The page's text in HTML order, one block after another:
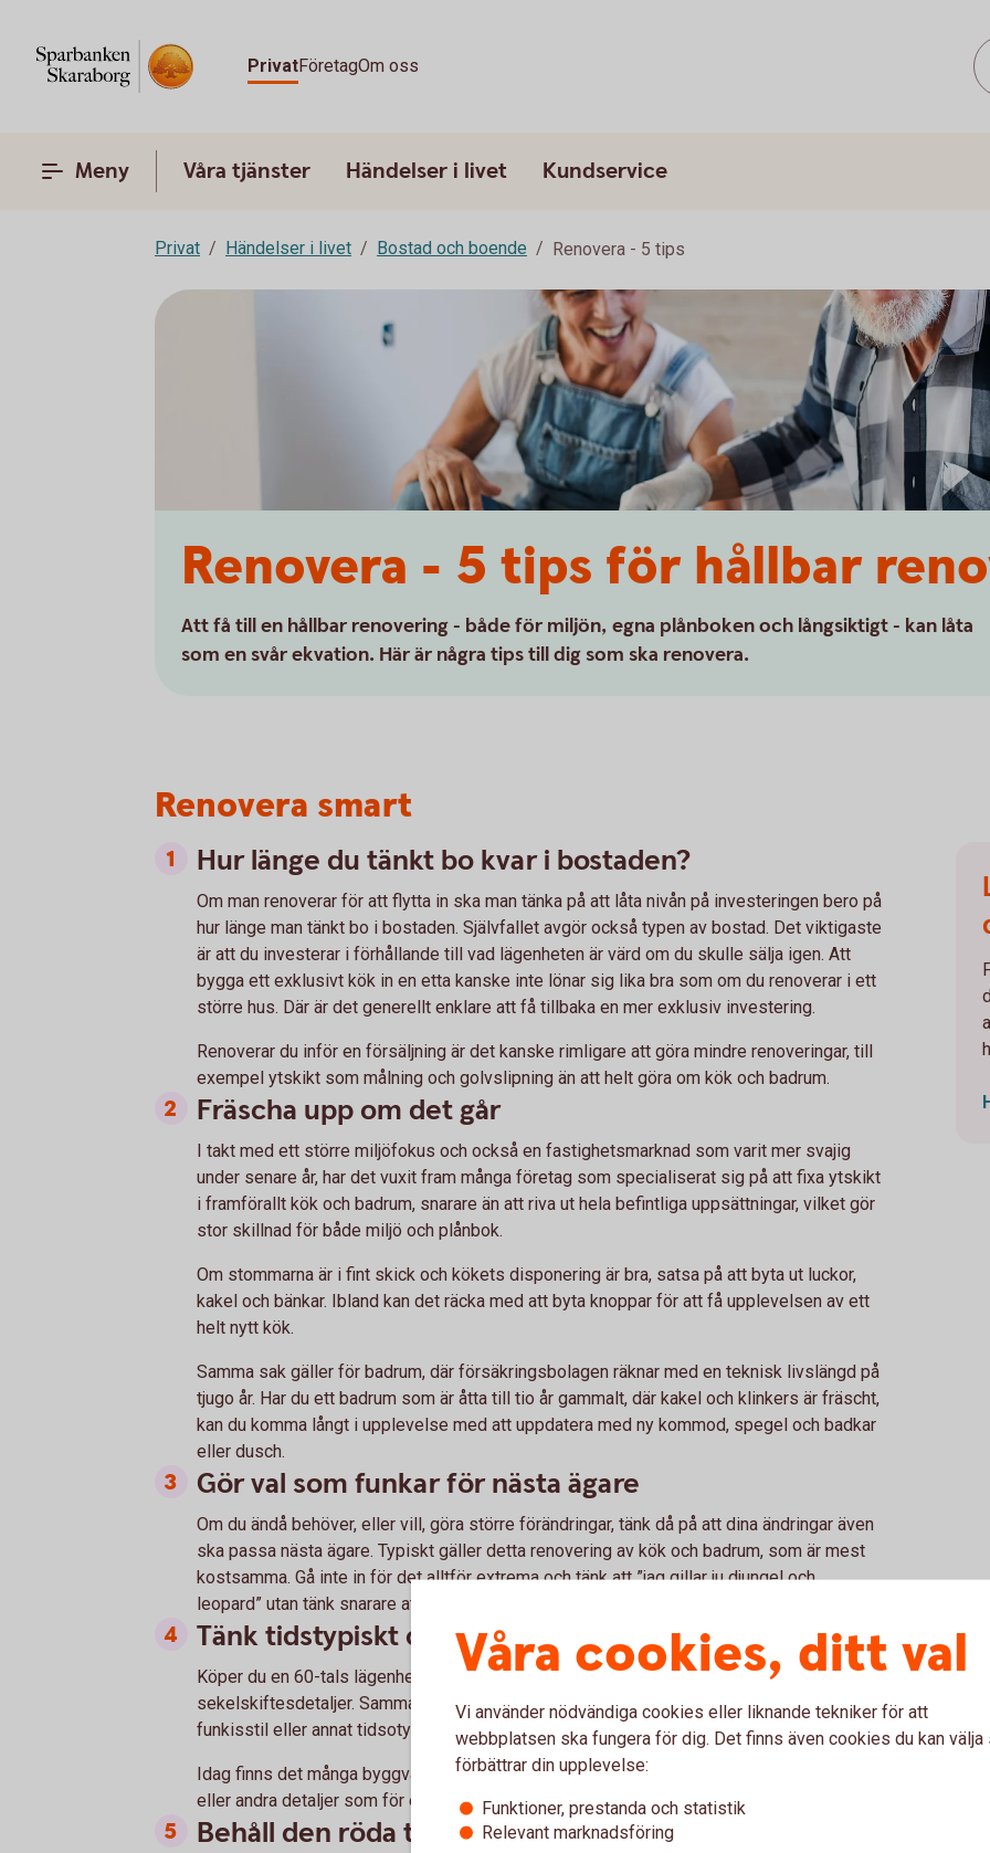
PrivatFöretagOm oss
Meny Våra tjänster Händelser i livet Kundservice
Privat Händelser i livet Bostad och boende Renovera - 5 tips
Renovera - 5 tips för hållbar
Att få till en hållbar renovering - både för miljön, egna plånboken och långsiktigt - kan låta
som en svår ekvation. Här är några tips till dig som ska renovera.
Renovera smart
Hur länge du tänkt bo kvar i bostaden?
Om man renoverar för att flytta in ska man tänka på att låta nivån på investeringen bero på
hur länge man tänkt bo i bostaden. Självfallet avgör också typen av bostad. Det viktigaste
är att du investerar i förhållande till vad lägenheten är värd om du skulle sälja igen. Att
bygga ett exklusivt kök in en etta kanske inte lönar sig lika bra som om du renoverar i ett
större hus. Där är det generellt enklare att få tillbaka en mer exklusiv investering.
Renoverar du inför en försäljning är det kanske rimligare att göra mindre renoveringar, till
exempel ytskikt som målning och golvslipning än att helt göra om kök och badrum.
Fräscha upp om det går
I takt med ett större miljöfokus och också en fastighetsmarknad som varit mer svajig
under senare år, har det vuxit fram många företag som specialiserat sig på att fixa ytskikt
i framförallt kök och badrum, snarare än att riva ut hela befintliga uppsättningar, vilket gör
stor skillnad för både miljö och plånbok.
Om stommarna är i fint skick och kökets disponering är bra, satsa på att byta ut luckor,
kakel och bänkar. Ibland kan det räcka med att byta knoppar för att få upplevelsen av ett
helt nytt kök.
Samma sak gäller för badrum, där försäkringsbolagen räknar med en teknisk livslängd på
tjugo år. Har du ett badrum som är åtta till tio år gammalt, där kakel och klinkers är fräscht,
kan du komma långt i upplevelse med att uppdatera med ny kommod, spegel och badkar
eller dusch.
Gör val som funkar för nästa ägare
Om du ändå behöver, eller vill, göra större förändringar, tänk då på att dina ändringar även
ska passa nästa ägare. Typiskt gäller detta renovering av kök och badrum, som är mest
kostsamma. Gå inte in för det alltför extrema och tänk att ”jag gillar ju djungel och
leopard” utan tänk snarare att din renovering ska fungera för en stor målgrupp.
Tänk tidstypiskt och materialrent
Köper du en 60-tals lägenhet, håll dig till byggåret och försök inte föra in
sekelskiftesdetaljer. Samma sak om din bostad är från 80-talet, undvik då att göra om till
funkisstil eller annat tidsotypiskt.
Idag finns det många byggvårdnadsbutiker där du kan hitta tidstypiska handtag, dörrar
eller andra detaljer som för en billig peng kan göra stor skillnad för känslan i din bostad.
Behåll den röda tråden genom hela bostaden
Våra cookies, ditt val
Vi använder nödvändiga cookies eller liknande tekniker för att
webbplatsen ska fungera för dig. Det finns även cookies du kan välja
förbättrar din upplevelse:
Funktioner, prestanda och statistik
Relevant marknadsföring